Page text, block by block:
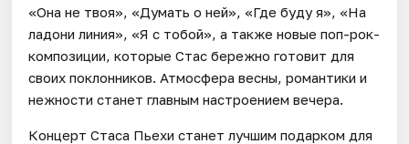
«Она не твоя», «Думать о ней», «Где буду я», «На
ладони линия», «Я с тобой», а также новые поп-рок-
композиции, которые Стас бережно готовит для
своих поклонников. Атмосфера весны, романтики и
нежности станет главным настроением вечера.
Концерт Стаса Пьехи станет лучшим подарком для